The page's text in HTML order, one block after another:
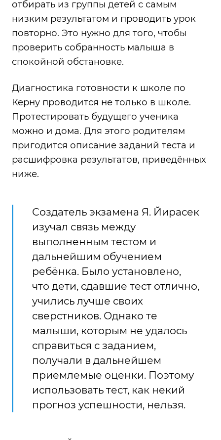
отбирать из группы детей с самым
низким результатом и проводить урок
повторно. Это нужно для того, чтобы
проверить собранность малыша в
спокойной обстановке.
Диагностика готовности к школе по
Керну проводится не только в школе.
Протестировать будущего ученика
можно и дома. Для этого родителям
пригодится описание заданий теста и
расшифровка результатов, приведённых
ниже.
Создатель экзамена Я. Йирасек
изучал связь между
выполненным тестом и
дальнейшим обучением
ребёнка. Было установлено,
что дети, сдавшие тест отлично,
учились лучше своих
сверстников. Однако те
малыши, которым не удалось
справиться с заданием,
получали в дальнейшем
приемлемые оценки. Поэтому
использовать тест, как некий
прогноз успешности, нельзя.